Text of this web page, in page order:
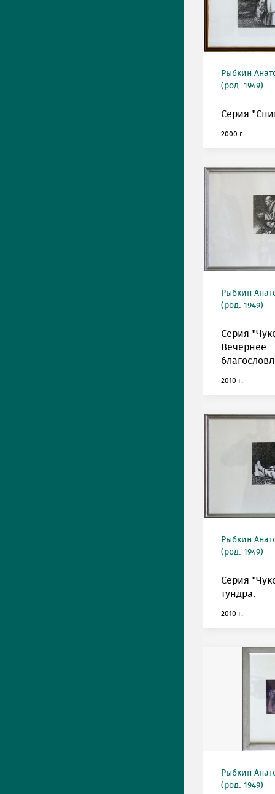
Рыбкин
(род. 1949)
Серия
2000 г.
Рыбкин
(род. 1949)
Серия
Вечернее
2010 г.
Рыбкин
(род. 1949)
Серия
тундра.
2010 г.
Рыбкин
(род. 1949)